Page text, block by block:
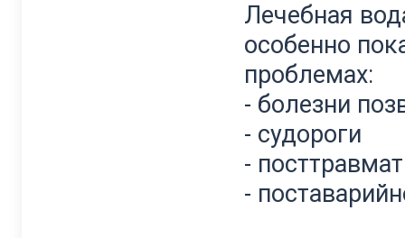
Лечебная
особенно
проблемах:
- болезни
- судороги
-
-